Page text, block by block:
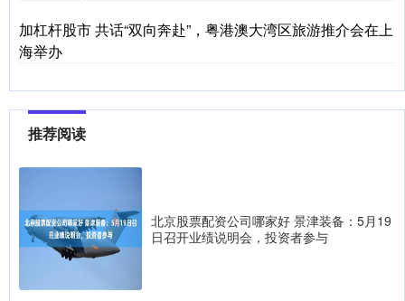
加杠杆股市 共话“双向奔赴”，粤港澳大湾区旅游推介会在上
海举办
推荐阅读
北京股票配资公司哪家好 景津装备：5月19
日召开业绩说明会，投资者参与